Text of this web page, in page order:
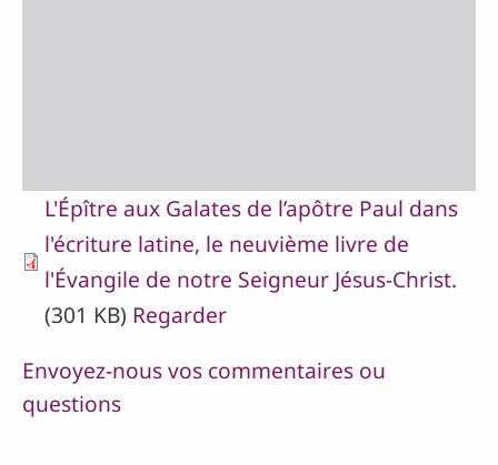
L'Épître aux Galates de l’apôtre Paul dans
l'écriture latine, le neuvième livre de
l'Évangile de notre Seigneur Jésus-Christ.
(301 KB) Regarder
Envoyez-nous vos commentaires ou
questions